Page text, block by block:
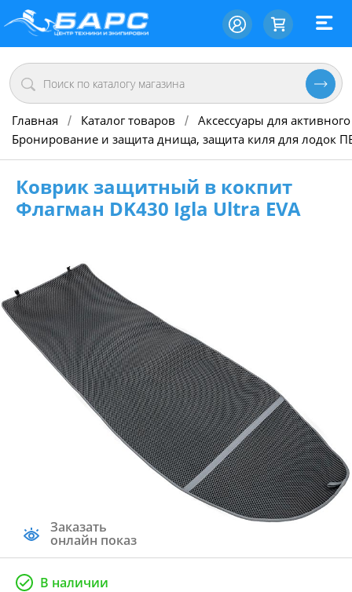
Главная / Каталог товаров / Аксессуары для
Бронирование и защита днища, защита киля для лодок
Коврик защитный в кокпит
Флагман DK430 Igla Ultra EVA
Заказать
онлайн показ
В наличии